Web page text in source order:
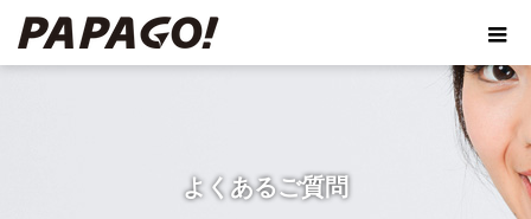
よくあるご質問